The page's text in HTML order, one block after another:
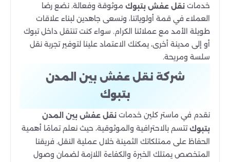
خدمات نقل عفش بتبوك موثوقة وفعالة. نضع رضا
العملاء في قمة أولوياتنا، ونسعى جاهدين لبناء علاقات
طويلة الأمد مع عملائنا الكرام. سواء كنت تنتقل داخل تبوك
أو إلى مدينة أخرى، يمكنك الاعتماد علينا لتوفير تجربة نقل
سلسة ومريحة.
شركة نقل عفش بين المدن
بتبوك
نقدم في ماستر كلين خدمات نقل عفش بين المدن
بتبوكتتسم بالاحترافية والموثوقية، حيث نعلم تمامًا أهمية
الحفاظ على ممتلكاتك الثمينة خلال عملية النقل. فريقنا
المتخصص يمتلك الخبرة والكفاءة اللازمة لضمان وصول